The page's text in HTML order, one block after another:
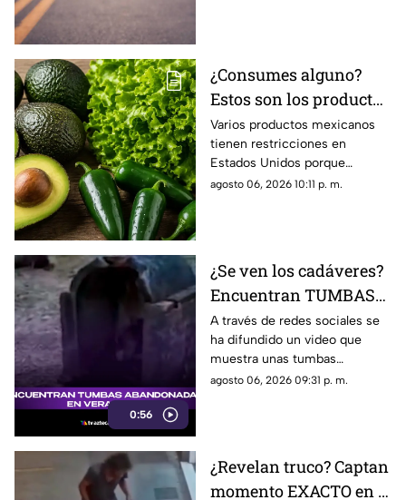
¿Consumes alguno?
Estos son los productos
mexicanos con
RESTRICCIONES por
supuesto riesgo a la
salud
Varios productos mexicanos
tienen restricciones en
Estados Unidos porque
algunos podrían representar
agosto 06, 2026 10:11 p. m.
0:56
¿Se ven los cadáveres?
Encuentran TUMBAS
ABANDONADAS en
Veracruz (+VIDEO)
A través de redes sociales se
ha difundido un video que
muestra unas tumbas
abandonadas en Medellín de
agosto 06, 2026 09:31 p. m.
¿Revelan truco? Captan
momento EXACTO en el